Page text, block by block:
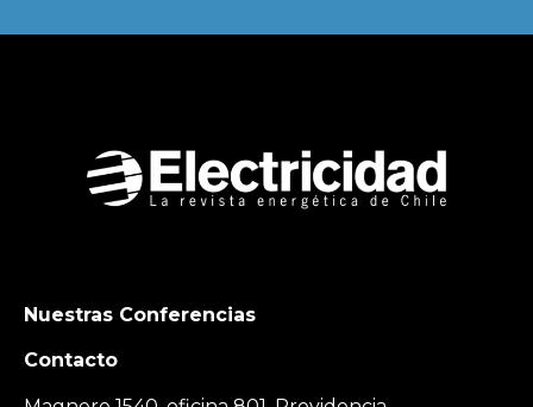
Nuestras Conferencias
Contacto